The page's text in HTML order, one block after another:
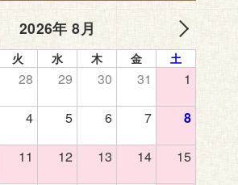
2026年 8月
火 水 木 金 土
28 29 30 31 1
4 5 6 7 8
11 12 13 14 15